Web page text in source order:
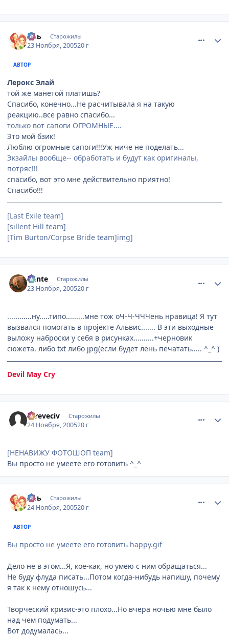
Аль Старожилы
23 Ноября, 200520 г
АВТОР
Лерокс Элай
той же манетой платишь?
Спасибо, конечно...Не расчитывала я на такую
реакцию..все равно спасибо...
только вот сапоги ОГРОМНЫЕ....
Это мой бзик!
Люблю огромные сапоги!!!Уж ниче не поделать...
Экзайлы вообще-- обработать и будут как оригиналы,
потряс!!!
спасибо, вот это мне действительно приятно!
Спасибо!!!
[Last Exile team]
[sillent Hill team]
[Tim Burton/Сorpse Bride team]img]
Dantе Старожилы
23 Ноября, 200520 г
............ну.....типо.........мне тож оЧ-Ч-ЧЧЧень нравица! Я тут
вызвался помогать в проjекте Альвис....... В эти выходные
выложу наброски у себя в рисунках..........+черновик
сюжета. либо txt либо jpg(если будет лень печатать..... ^_^ )
Devil May Cry
asreveciv Старожилы
24 Ноября, 200520 г
[НЕНАВИЖУ ФОТОШОП team]
Вы просто не умеете его готовить ^_^
Аль Старожилы
24 Ноября, 200520 г
АВТОР
Вы просто не умеете его готовить happy.gif
Дело не в этом...Я, кое-как, но умею с ним обращаться...
Не буду флуда писать...Потом когда-нибудь напишу, почему
я так к нему отношусь...
Творческий кризис-это плохо...Но вчера ночью мне было
над чем подумать...
Вот додумалась...